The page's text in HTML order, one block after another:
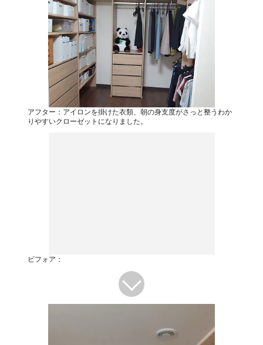
アフター：アイロンを掛けた衣類、朝の身支度がさっと整うわか
りやすいクローゼットになりました。
ビフォア：